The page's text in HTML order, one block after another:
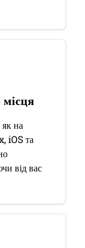
місця
на
iOS та
від вас